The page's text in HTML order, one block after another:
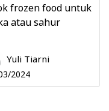
frozen food untuk
atau sahur
Yuli Tiarni
2024